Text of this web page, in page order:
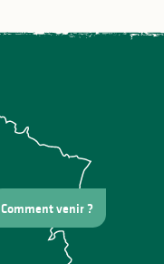
Comment venir ?